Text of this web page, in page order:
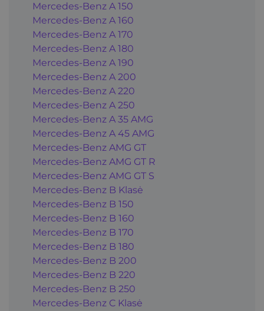
Mercedes-Benz A 150
Mercedes-Benz A 160
Mercedes-Benz A 170
Mercedes-Benz A 180
Mercedes-Benz A 190
Mercedes-Benz A 200
Mercedes-Benz A 220
Mercedes-Benz A 250
Mercedes-Benz A 35 AMG
Mercedes-Benz A 45 AMG
Mercedes-Benz AMG GT
Mercedes-Benz AMG GT R
Mercedes-Benz AMG GT S
Mercedes-Benz B Klasė
Mercedes-Benz B 150
Mercedes-Benz B 160
Mercedes-Benz B 170
Mercedes-Benz B 180
Mercedes-Benz B 200
Mercedes-Benz B 220
Mercedes-Benz B 250
Mercedes-Benz C Klasė